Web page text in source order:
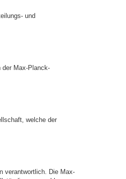
und
der Max-Planck-
welche der
verantwortlich. Die Max-